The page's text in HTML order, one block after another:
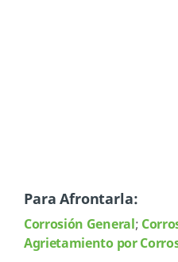
Para Afrontarla:
Corrosión General;
Agrietamiento por